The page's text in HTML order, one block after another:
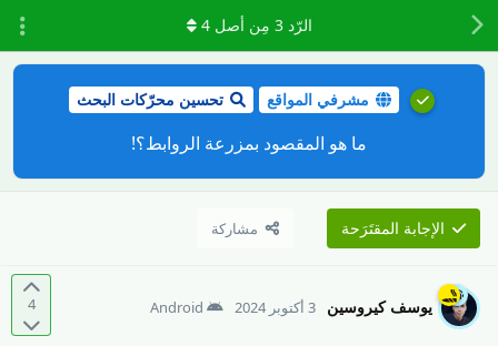
مشرفي المواقع تحسين محرّكات البحث
ما هو المقصود بمزرعة الروابط؟!
الإجابة المقتَرَحة مشاركة
الرّد3 مِن أصل4
4 يوسف كيروسين 3 أكتوبر 2024 Android